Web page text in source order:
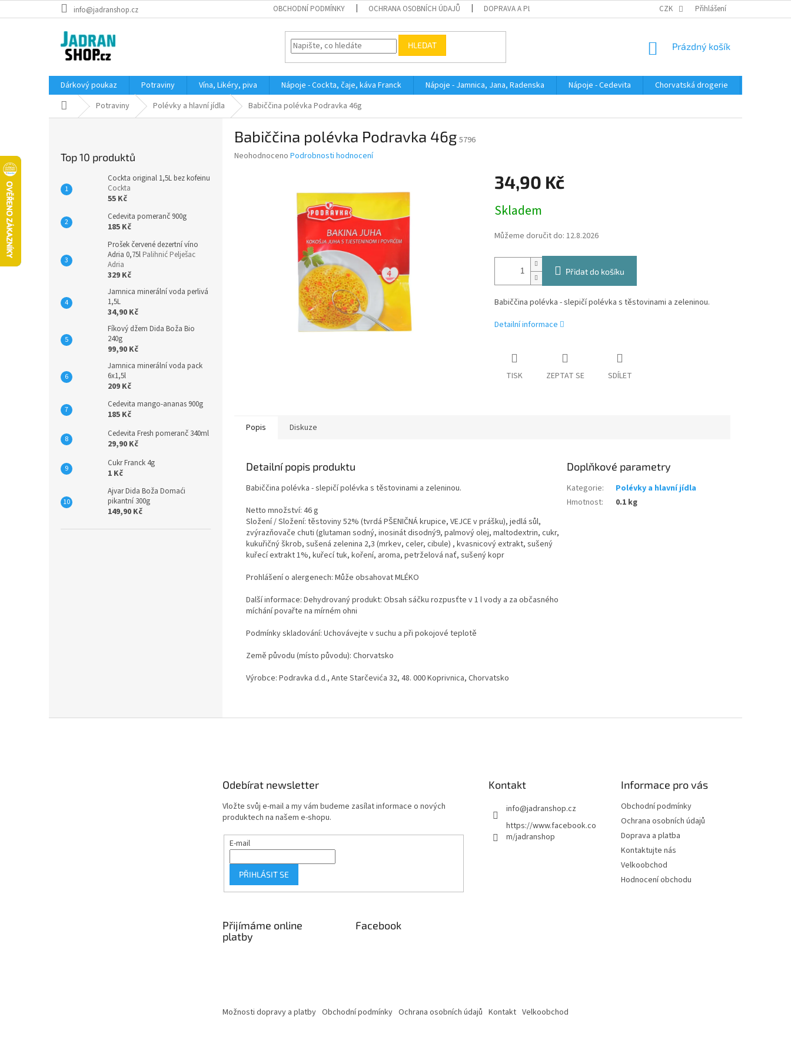
na
info@jadranshop.cz OBCHODNÍ PODMÍNKY OCHRANA OSOBNÍCH ÚDAJŮ DOPRAVA A PLATBA VELKOOBCHOD
CZK Přihlášení
HLEDAT
NÁKUPNÍ
Prázdný košík
Dárkový poukaz Potraviny Vína, Likéry, piva Nápoje - Cockta, čaje, káva Franck Nápoje - Jamnica, Jana, Radenska Nápoje - Cedevita Chorvatská drogerie
Domů Potraviny Polévky a hlavní jídla Babiččina polévka Podravka 46g
Top 10 produktů
Cockta original 1,5L bez kofeinu
Cockta
55 Kč
Cedevita pomeranč 900g
185 Kč
Prošek červené dezertní víno
Adria 0,75l Palihnić Pelješac
Adria
329 Kč
Jamnica minerální voda perlivá
1,5L
34,90 Kč
Fíkový džem Dida Boža Bio
240g
99,90 Kč
Jamnica minerální voda pack
6x1,5l
209 Kč
Cedevita mango-ananas 900g
185 Kč
Cedevita Fresh pomeranč 340ml
29,90 Kč
Cukr Franck 4g
1 Kč
Ajvar Dida Boža Domaći
pikantní 300g
149,90 Kč
Babiččina polévka Podravka 46g 5796
Průměrné
Neohodnoceno Podrobnosti hodnocení
34,90 Kč
cena:
Skladem
Můžeme doručit do: 12.8.2026
Přidat do košíku
Babiččina polévka - slepičí polévka s těstovinami a zeleninou.
Detailní informace
TISK ZEPTAT SE SDÍLET
Popis Diskuze
Detailní popis produktu
Babiččina polévka - slepičí polévka s těstovinami a zeleninou.
Netto množství: 46 g
Složení / Složení: těstoviny 52% (tvrdá PŠENIČNÁ krupice, VEJCE v prášku), jedlá sůl,
zvýrazňovače chuti (glutaman sodný, inosinát disodný9, palmový olej, maltodextrin, cukr,
kukuřičný škrob, sušená zelenina 2,3 (mrkev, celer, cibule) , kvasnicový extrakt, sušený
kuřecí extrakt 1%, kuřecí tuk, koření, aroma, petrželová nať, sušený kopr
Prohlášení o alergenech: Může obsahovat MLÉKO
Další informace: Dehydrovaný produkt: Obsah sáčku rozpusťte v 1 l vody a za občasného
míchání povařte na mírném ohni
Podmínky skladování: Uchovávejte v suchu a při pokojové teplotě
Země původu (místo původu): Chorvatsko
Výrobce: Podravka d.d., Ante Starčevića 32, 48. 000 Koprivnica, Chorvatsko
Doplňkové parametry
Kategorie:
Polévky a hlavní jídla
Hmotnost: 0.1 kg
Odebírat newsletter
Vložte svůj e-mail a my vám budeme zasílat informace o nových
produktech na našem e-shopu.
E-mail
PŘIHLÁSIT SE
Kontakt
info@jadranshop.cz
https://www.facebook.co
m/jadranshop
Informace pro vás
Obchodní podmínky
Ochrana osobních údajů
Doprava a platba
Kontaktujte nás
Velkoobchod
Hodnocení obchodu
Přijímáme online
platby
Facebook
Možnosti dopravy a platby Obchodní podmínky Ochrana osobních údajů Kontakt Velkoobchod